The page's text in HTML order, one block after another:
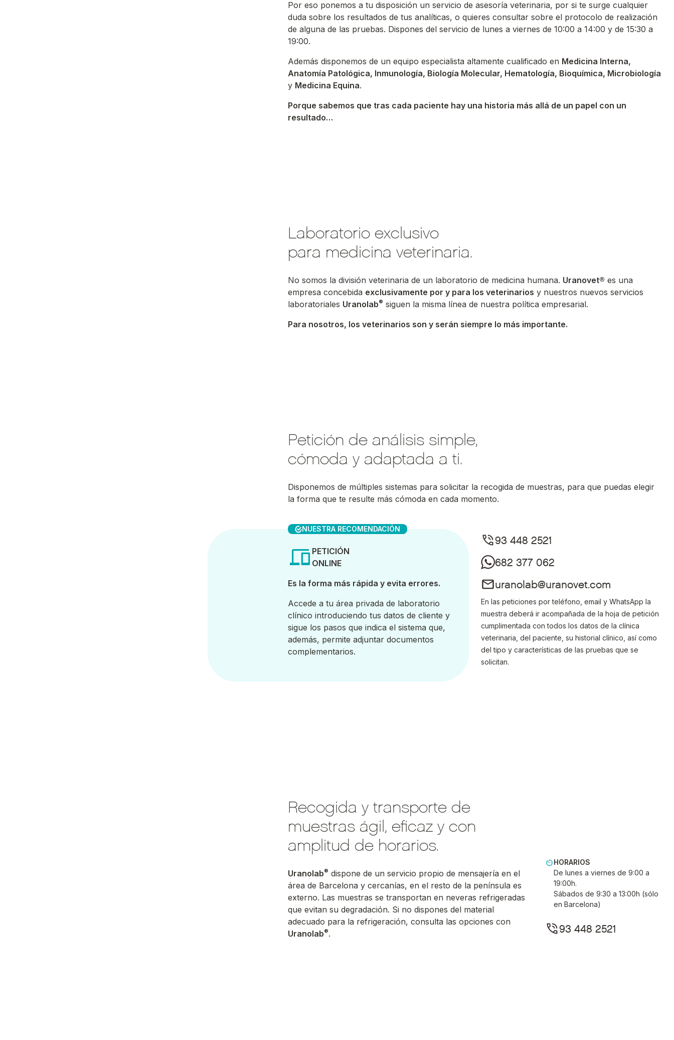
Por eso ponemos a tu disposición un servicio de asesoría veterinaria, por si te surge cualquier
duda sobre los resultados de tus analíticas, o quieres consultar sobre el protocolo de realización
de alguna de las pruebas. Dispones del servicio de lunes a viernes de 10:00 a 14:00 y de 15:30 a
19:00.
Además disponemos de un equipo especialista altamente cualificado en Medicina Interna,
Anatomía Patológica, Inmunología, Biología Molecular, Hematología, Bioquímica, Microbiología
y Medicina Equina.
Porque sabemos que tras cada paciente hay una historia más allá de un papel con un
resultado…
Laboratorio exclusivo
para medicina veterinaria.
No somos la división veterinaria de un laboratorio de medicina humana. Uranovet® es una
empresa concebida exclusivamente por y para los veterinarios y nuestros nuevos servicios
laboratoriales Uranolab® siguen la misma línea de nuestra política empresarial.
Para nosotros, los veterinarios son y serán siempre lo más importante.
Petición de análisis simple,
cómoda y adaptada a ti.
Disponemos de múltiples sistemas para solicitar la recogida de muestras, para que puedas elegir
la forma que te resulte más cómoda en cada momento.
NUESTRA RECOMENDACIÓN
PETICIÓN
ONLINE
Es la forma más rápida y evita errores.
Accede a tu área privada de laboratorio
clínico introduciendo tus datos de cliente y
sigue los pasos que indica el sistema que,
además, permite adjuntar documentos
complementarios.
93 448 2521
682 377 062
uranolab@uranovet.com
En las peticiones por teléfono, email y WhatsApp la
muestra deberá ir acompañada de la hoja de petición
cumplimentada con todos los datos de la clínica
veterinaria, del paciente, su historial clínico, así como
del tipo y características de las pruebas que se
solicitan.
Recogida y transporte de
muestras ágil, eficaz y con
amplitud de horarios.
Uranolab® dispone de un servicio propio de mensajería en el
área de Barcelona y cercanías, en el resto de la península es
externo. Las muestras se transportan en neveras refrigeradas
que evitan su degradación. Si no dispones del material
adecuado para la refrigeración, consulta las opciones con
Uranolab®.
HORARIOS
De lunes a viernes de 9:00 a
19:00h.
Sábados de 9:30 a 13:00h (sólo
en Barcelona)
93 448 2521